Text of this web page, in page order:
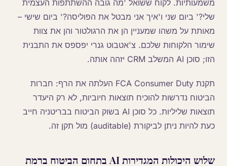
משמעותיות. לקוח ששואל 'מה גובה ההשתתפות העצמית
שלי?' ביום שני ו'איך אני מבטל את הפוליסה?' ביום שישי –
מאותת על משהו שמעניין הן את הרגולטור והן את צוות
שימור הלקוחות שלכם. צ'אטבוט גנרי יפספס את התבנית
הזו; סוכן AI המשלב CRM יזהה אותה.
תקנת FCA Consumer Duty העלתה את הרף: חברות
הביטוח נדרשות להוכיח תוצאות חיוביות, לא רק היעדר
תוצאות שליליות. כל סוכן AI בשוק הביטוח בבריטניה חייב
כעת להיות ניתן לביקורת (auditable) מול תקן זה.
שלוש היכולות המגדירות AI בתחום הביטוח ברמת